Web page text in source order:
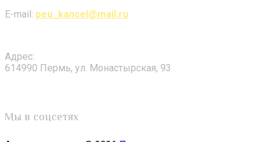
E-mail: peu_kancel@mail.ru
Адрес:
614990 Пермь, ул. Монастырская, 93
Мы в соцсетях